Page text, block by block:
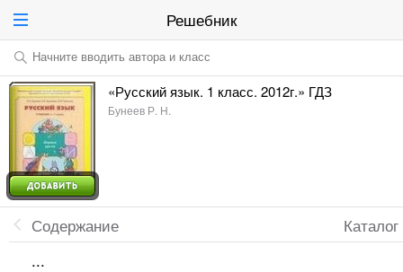
Решебник
Начните вводить автора и класс
«Русский язык. 1 класс. 2012г.» ГДЗ
Бунеев Р. Н.
Каталог
Содержание
...